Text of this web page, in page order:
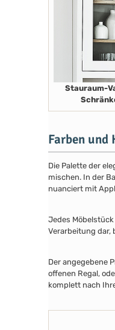
Stauraum-
Farben und
Die Palette der
mischen. In der
nuanciert mit
Jedes
Verarbeitung dar,
Der angegebene
offenen Regal,
komplett nach